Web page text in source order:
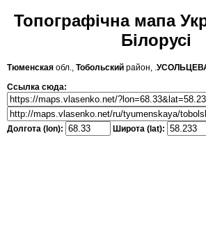
Топографічна мапа
Білорусі
Тюменская обл., Тобольский район, .
Ссылка сюда:
Долгота (lon): Широта (lat):